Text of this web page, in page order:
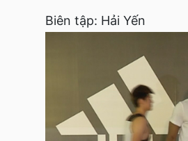
Biên tập: Hải Yến